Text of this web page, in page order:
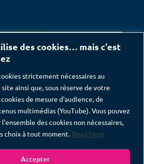
des cookies… mais c'est
strictement nécessaires au
ainsi que, sous réserve de votre
de mesure d'audience, de
multimédias (YouTube). Vous pouvez
des cookies non nécessaires,
choix à tout moment. Read More
Accepter